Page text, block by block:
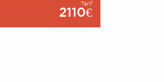
Tarif
2110€